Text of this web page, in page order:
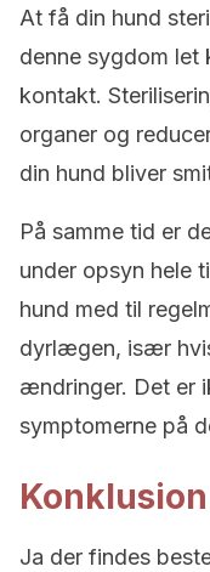
At få din hund
denne sygdom let
kontakt.
organer og
din hund bliver
På samme tid er
under opsyn hele
hund med til
dyrlægen, især
ændringer. Det er
symptomerne på
Konklusion
Ja der findes